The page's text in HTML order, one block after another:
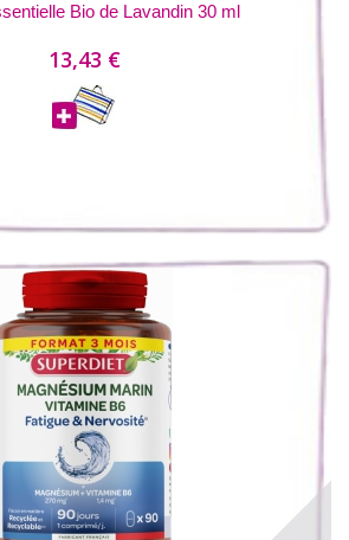
Bio de Lavandin 30 ml
13,43 €